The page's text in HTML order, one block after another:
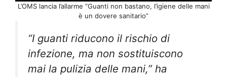
L’OMS lancia l’allarme “Guanti non bastano, l’igiene delle mani
è un dovere sanitario”
“I guanti riducono il rischio di
infezione, ma non sostituiscono
mai la pulizia delle mani,” ha